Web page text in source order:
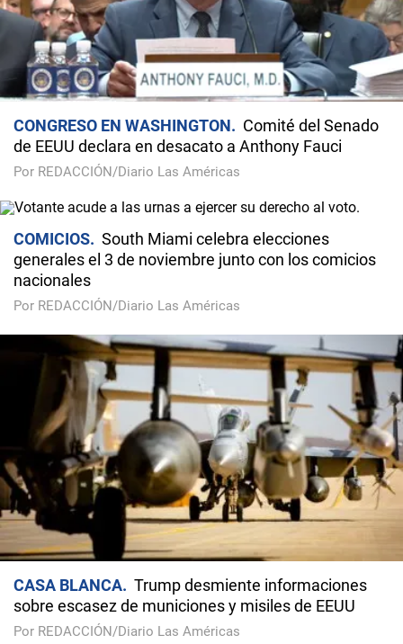
CONGRESO EN WASHINGTON
Comité del Senado
de EEUU declara en desacato a Anthony Fauci
Por REDACCIÓN/Diario Las Américas
COMICIOS
South Miami celebra elecciones
generales el 3 de noviembre junto con los comicios
nacionales
Por REDACCIÓN/Diario Las Américas
CASA BLANCA
Trump desmiente informaciones
sobre escasez de municiones y misiles de EEUU
Por REDACCIÓN/Diario Las Américas